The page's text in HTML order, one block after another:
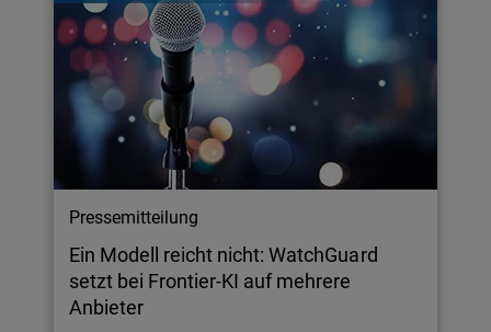
Pressemitteilung
Ein Modell reicht nicht: WatchGuard
setzt bei Frontier-KI auf mehrere
Anbieter